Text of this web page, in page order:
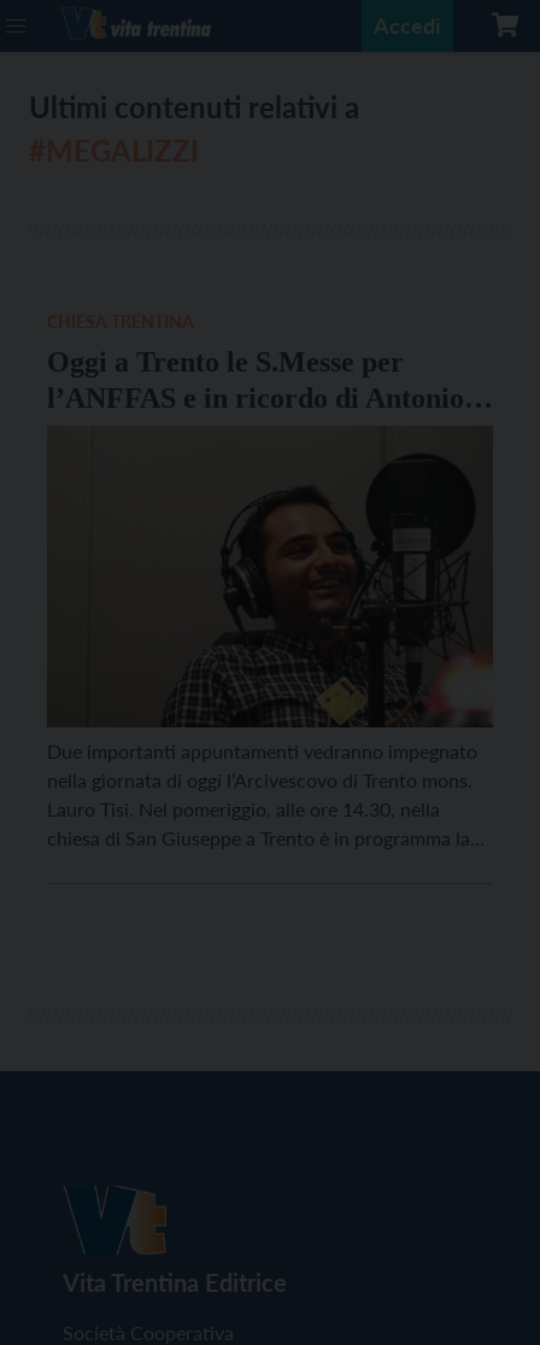
Accedi
Ultimi contenuti relativi a
Oggi a Trento le S.Messe per
l’ANFFAS e in ricordo di Antonio
Due importanti appuntamenti vedranno impegnato
nella giornata di oggi l’Arcivescovo di Trento mons.
Lauro Tisi. Nel pomeriggio, alle ore 14.30, nella
chiesa di San Giuseppe a Trento è in programma la
Vita Trentina Editrice
Società Cooperativa